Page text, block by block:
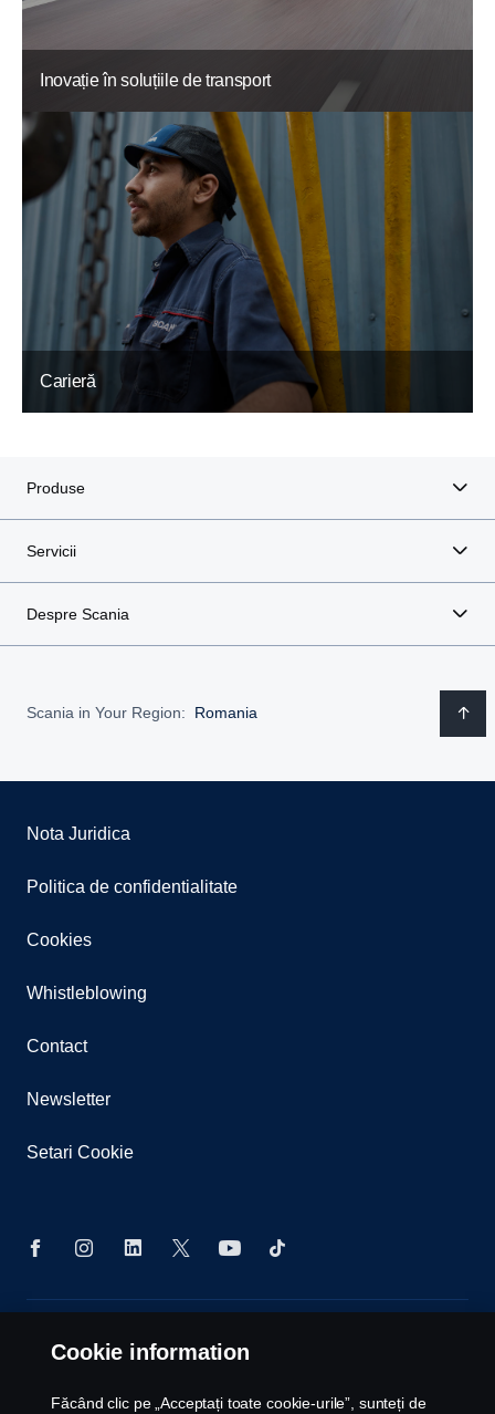
Inovație în soluțiile de transport
Carieră
Produse
Servicii
Despre Scania
Scania in Your Region: Romania
Nota Juridica
Politica de confidentialitate
Cookies
Whistleblowing
Contact
Newsletter
Setari Cookie
CV AB (publ), SE-151 87 Södertälje, Sweden, Tel:
Cookie information
Făcând clic pe „Acceptați toate cookie-urile”, sunteți de